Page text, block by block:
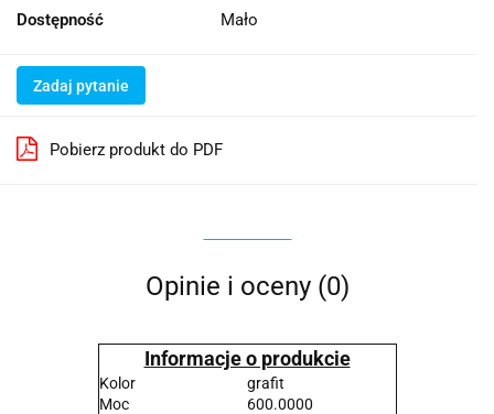
Dostępność Mało
Zadaj pytanie
Pobierz produkt do PDF
Opinie i oceny (0)
Informacje o produkcie
Kolor
grafit
Moc
600.0000